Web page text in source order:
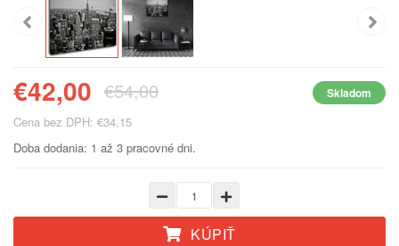
€42,00 €54,00 Skladom
Cena bez DPH: €34,15
Doba dodania: 1 až 3 pracovné dni.
KÚPIŤ